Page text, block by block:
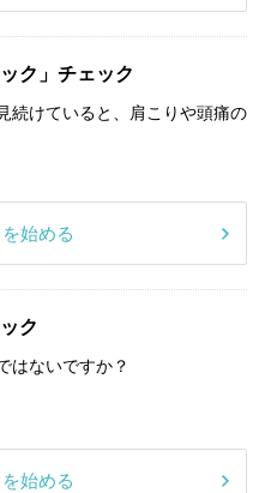
ク」チェック
続けていると、肩こりや頭痛の
始める
ク
はないですか？
始める